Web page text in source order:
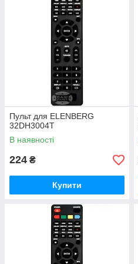
Пульт для ELENBERG
32DH3004T
В наявності
224 ₴
Купити